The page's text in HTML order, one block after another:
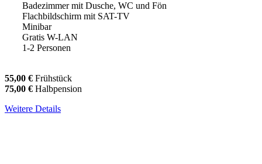
Badezimmer mit Dusche, WC und Fön
Flachbildschirm mit SAT-TV
Minibar
Gratis W-LAN
1-2 Personen
55,00 € Frühstück
75,00 € Halbpension
Weitere Details